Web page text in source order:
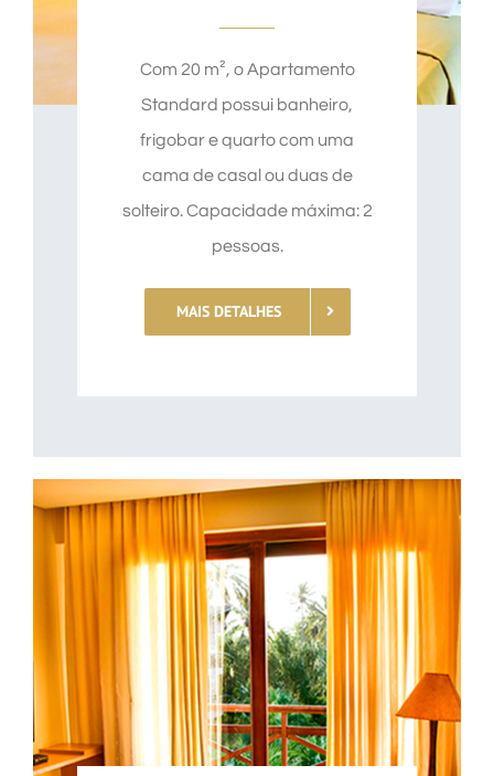
Com 20 m², o Apartamento
Standard possui banheiro,
frigobar e quarto com uma
cama de casal ou duas de
solteiro. Capacidade máxima: 2
pessoas.
MAIS DETALHES